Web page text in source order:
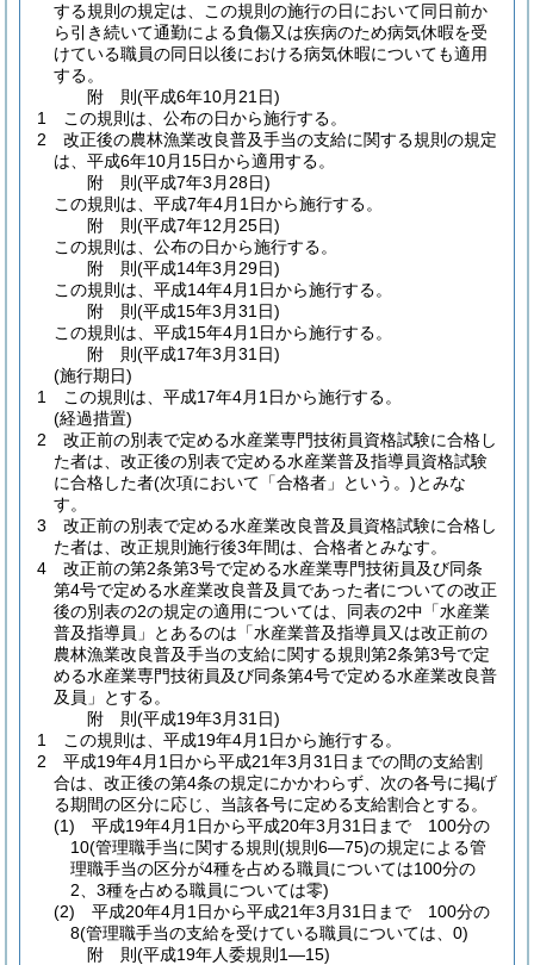
する規則の規定は、この規則の施行の日において同日前か
ら引き続いて通勤による負傷又は疾病のため病気休暇を受
けている職員の同日以後における病気休暇についても適用
する。
附 則(平成6年10月21日)
1
この規則は、公布の日から施行する。
2
改正後の農林漁業改良普及手当の支給に関する規則の規定
は、平成6年10月15日から適用する。
附 則(平成7年3月28日)
この規則は、平成7年4月1日から施行する。
附 則(平成7年12月25日)
この規則は、公布の日から施行する。
附 則(平成14年3月29日)
この規則は、平成14年4月1日から施行する。
附 則(平成15年3月31日)
この規則は、平成15年4月1日から施行する。
附 則(平成17年3月31日)
(施行期日)
1
この規則は、平成17年4月1日から施行する。
(経過措置)
2
改正前の別表で定める水産業専門技術員資格試験に合格し
た者は、改正後の別表で定める水産業普及指導員資格試験
に合格した者(次項において「合格者」という。)とみな
す。
3
改正前の別表で定める水産業改良普及員資格試験に合格し
た者は、改正規則施行後3年間は、合格者とみなす。
4
改正前の第2条第3号で定める水産業専門技術員及び同条
第4号で定める水産業改良普及員であった者についての改正
後の別表の2の規定の適用については、同表の2中「水産業
普及指導員」とあるのは「水産業普及指導員又は改正前の
農林漁業改良普及手当の支給に関する規則第2条第3号で定
める水産業専門技術員及び同条第4号で定める水産業改良普
及員」とする。
附 則(平成19年3月31日)
1
この規則は、平成19年4月1日から施行する。
2
平成19年4月1日から平成21年3月31日までの間の支給割
合は、改正後の第4条の規定にかかわらず、次の各号に掲げ
る期間の区分に応じ、当該各号に定める支給割合とする。
(1)
平成19年4月1日から平成20年3月31日まで 100分の
10(管理職手当に関する規則 (規則6―75)の規定による管
理職手当の区分が4種を占める職員については100分の
2、3種を占める職員については零)
(2)
平成20年4月1日から平成21年3月31日まで 100分の
8(管理職手当の支給を受けている職員については、0)
附 則(平成19年人委規則1―15)